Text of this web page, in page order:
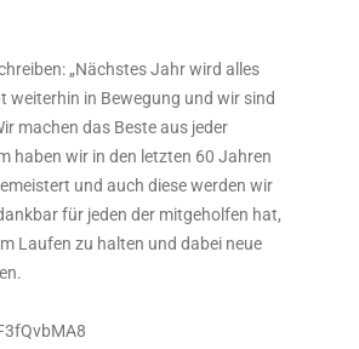
„Nächstes Jahr wird alles
weiterhin in Bewegung und wir sind
machen das Beste aus jeder
haben wir in den letzten 60 Jahren
und auch diese werden wir
für jeden der mitgeholfen hat,
Laufen zu halten und dabei neue